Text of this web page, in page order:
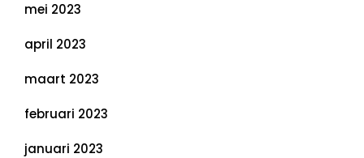
mei 2023
april 2023
maart 2023
februari 2023
januari 2023